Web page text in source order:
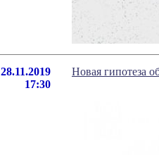
28.11.2019
17:30
Новая гипотеза